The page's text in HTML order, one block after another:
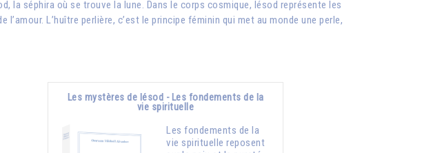
la séphira où se trouve la lune. Dans le corps cosmique, Iésod représente les
L’huître perlière, c’est le principe féminin qui met au monde une perle,
Les mystères de Iésod - Les fondements de la
vie spirituelle
Les fondements de la
vie spirituelle reposent